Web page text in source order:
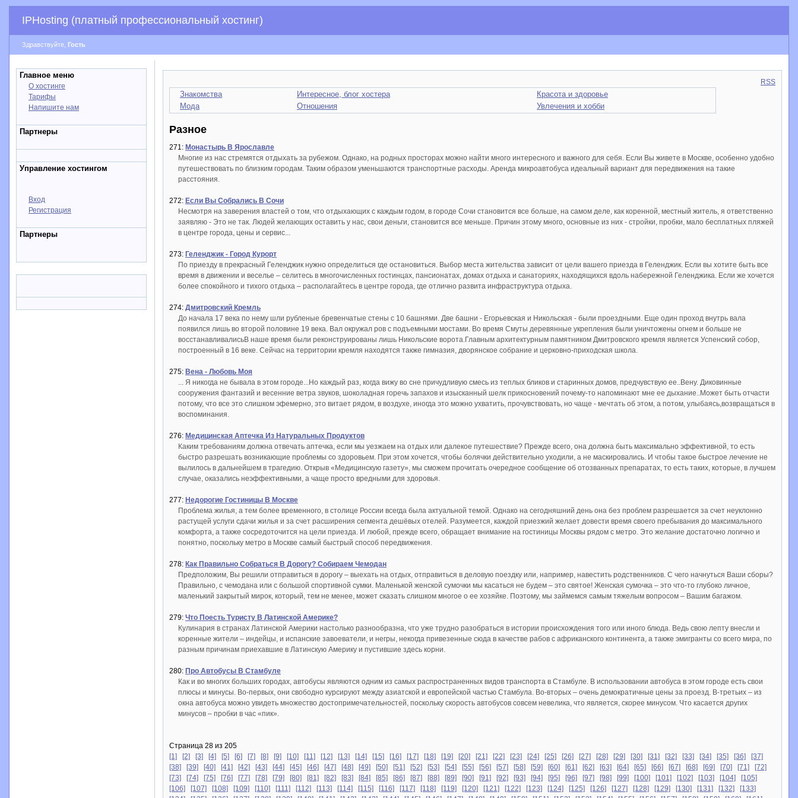
IPHosting (платный профессиональный хостинг)
Здравствуйте, Гость
Главное меню
О хостинге
Тарифы
Напишите нам
Партнеры
Управление хостингом
Вход
Регистрация
Партнеры
RSS
Знакомства Интересное, блог хостера
Красота и здоровье
Мода
Отношения Увлечения и хобби
Разное
271: Монастырь В Ярославле
Многие из нас стремятся отдыхать за рубежом. Однако, на родных просторах можно найти много интересного и важного для себя. Если Вы живете в Москве, особенно удобно
путешествовать по близким городам. Таким образом уменьшаются транспортные расходы. Аренда микроавтобуса идеальный вариант для передвижения на такие
расстояния.
272: Если Вы Собрались В Сочи
Несмотря на заверения властей о том, что отдыхающих с каждым годом, в городе Сочи становится все больше, на самом деле, как коренной, местный житель, я ответственно
заявляю - Это не так. Людей желающих оставить у нас, свои деньги, становится все меньше. Причин этому много, основные из них - стройки, пробки, мало бесплатных пляжей
в центре города, цены и сервис...
273: Геленджик - Город Курорт
По приезду в прекрасный Геленджик нужно определиться где остановиться. Выбор места жительства зависит от цели вашего приезда в Геленджик. Если вы хотите быть все
время в движении и веселье – селитесь в многочисленных гостинцах, пансионатах, домах отдыха и санаториях, находящихся вдоль набережной Геленджика. Если же хочется
более спокойного и тихого отдыха – располагайтесь в центре города, где отлично развита инфраструктура отдыха.
274: Дмитровский Кремль
До начала 17 века по нему шли рубленые бревенчатые стены с 10 башнями. Две башни - Егорьевская и Никольская - были проездными. Еще один проход внутрь вала
появился лишь во второй половине 19 века. Вал окружал ров с подъемными мостами. Во время Смуты деревянные укрепления были уничтожены огнем и больше не
восстанавливалисьВ наше время были реконструированы лишь Никольские ворота.Главным архитектурным памятником Дмитровского кремля является Успенский собор,
построенный в 16 веке. Сейчас на территории кремля находятся также гимназия, дворянское собрание и церковно-приходская школа.
275: Вена - Любовь Моя
... Я никогда не бывала в этом городе...Но каждый раз, когда вижу во сне причудливую смесь из теплых бликов и старинных домов, предчувствую ее..Вену. Диковинные
сооружения фантазий и весенние ветра звуков, шоколадная горечь запахов и изысканный шелк прикосновений почему-то напоминают мне ее дыхание..Может быть отчасти
потому, что все это слишком эфемерно, это витает рядом, в воздухе, иногда это можно ухватить, прочувствовать, но чаще - мечтать об этом, а потом, улыбаясь,возвращаться в
воспоминания.
276: Медицинская Аптечка Из Натуральных Продуктов
Каким требованиям должна отвечать аптечка, если мы уезжаем на отдых или далекое путешествие? Прежде всего, она должна быть максимально эффективной, то есть
быстро разрешать возникающие проблемы со здоровьем. При этом хочется, чтобы болячки действительно уходили, а не маскировались. И чтобы такое быстрое лечение не
вылилось в дальнейшем в трагедию. Открыв «Медицинскую газету», мы сможем прочитать очередное сообщение об отозванных препаратах, то есть таких, которые, в лучшем
случае, оказались неэффективными, а чаще просто вредными для здоровья.
277: Недорогие Гостиницы В Москве
Проблема жилья, а тем более временного, в столице России всегда была актуальной темой. Однако на сегодняшний день она без проблем разрешается за счет неуклонно
растущей услуги сдачи жилья и за счет расширения сегмента дешёвых отелей. Разумеется, каждой приезжий желает довести время своего пребывания до максимального
комфорта, а также сосредоточится на цели приезда. И любой, прежде всего, обращает внимание на гостиницы Москвы рядом с метро. Это желание достаточно логично и
понятно, поскольку метро в Москве самый быстрый способ передвижения.
278: Как Правильно Собраться В Дорогу? Собираем Чемодан
Предположим, Вы решили отправиться в дорогу – выехать на отдых, отправиться в деловую поездку или, например, навестить родственников. С чего начнуться Ваши сборы?
Правильно, с чемодана или с большой спортивной сумки. Маленькой женской сумочки мы касаться не будем – это святое! Женская сумочка – это что-то глубоко личное,
маленький закрытый мирок, который, тем не менее, может сказать слишком многое о ее хозяйке. Поэтому, мы займемся самым тяжелым вопросом – Вашим багажом.
279: Что Поесть Туристу В Латинской Америке?
Кулинария в странах Латинской Америки настолько разнообразна, что уже трудно разобраться в истории происхождения того или иного блюда. Ведь свою лепту внесли и
коренные жители – индейцы, и испанские завоеватели, и негры, некогда привезенные сюда в качестве рабов с африканского континента, а также эмигранты со всего мира, по
разным причинам приехавшие в Латинскую Америку и пустившие здесь корни.
280: Про Автобусы В Стамбуле
Как и во многих больших городах, автобусы являются одним из самых распространенных видов транспорта в Стамбуле. В использовании автобуса в этом городе есть свои
плюсы и минусы. Во-первых, они свободно курсируют между азиатской и европейской частью Стамбула. Во-вторых – очень демократичные цены за проезд. В-третьих – из
окна автобуса можно увидеть множество достопримечательностей, поскольку скорость автобусов совсем невелика, что является, скорее минусом. Что касается других
минусов – пробки в час «пик».
Страница 28 из 205
[1]
[2] [3] [4] [5] [6] [7] [8] [9] [10] [11] [12] [13] [14] [15] [16] [17] [18] [19] [20] [21] [22] [23] [24] [25] [26] [27] [28] [29] [30] [31] [32] [33] [34] [35] [36]
[37]
[38]
[39] [40] [41] [42] [43] [44] [45] [46] [47] [48] [49] [50] [51] [52] [53] [54] [55] [56] [57] [58] [59] [60] [61] [62] [63] [64] [65] [66] [67] [68] [69] [70] [71]
[72]
[73]
[74] [75] [76] [77] [78] [79] [80] [81] [82] [83] [84] [85] [86] [87] [88] [89] [90] [91] [92] [93] [94] [95] [96] [97] [98] [99] [100] [101] [102] [103] [104]
[105]
[106]
[107] [108] [109] [110] [111] [112] [113] [114] [115] [116] [117] [118] [119] [120] [121] [122] [123] [124] [125] [126] [127] [128] [129] [130] [131] [132]
[133]